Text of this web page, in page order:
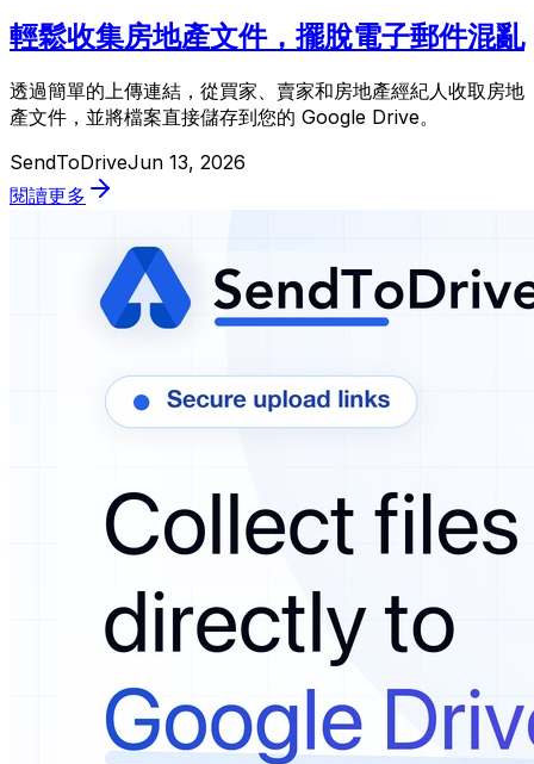
輕鬆收集房地產文件，擺脫電子郵件混亂
透過簡單的上傳連結，從買家、賣家和房地產經紀人收取房地
產文件，並將檔案直接儲存到您的 Google Drive。
SendToDriveJun 13, 2026
閱讀更多